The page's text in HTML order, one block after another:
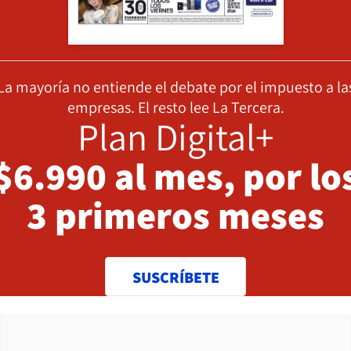
mayoría no entiende el debate por el impuesto a
empresas. El resto lee La Tercera.
Plan Digital+
al mes, por
3 primeros meses
SUSCRÍBETE